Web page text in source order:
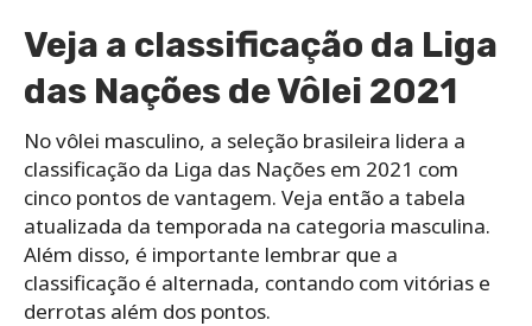
Veja a classificação da Liga
das Nações de Vôlei 2021
No vôlei masculino, a seleção brasileira lidera a
classificação da Liga das Nações em 2021 com
cinco pontos de vantagem. Veja então a tabela
atualizada da temporada na categoria masculina.
Além disso, é importante lembrar que a
classificação é alternada, contando com vitórias e
derrotas além dos pontos.